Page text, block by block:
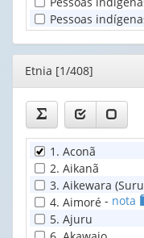
Pessoas
Editor
Etnia [1/408]
1. Aconã
2. Aikanã
3. Aikewara
4. Aimoré - nota
5. Ajuru